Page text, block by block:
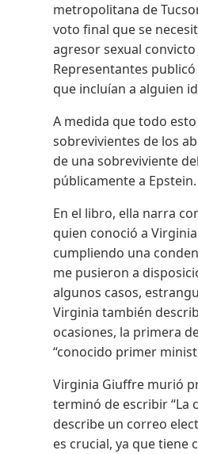
metropolitana de
voto final que se
agresor sexual convicto
Representantes
que incluían a alguien
A medida que todo
sobrevivientes de los
de una sobreviviente
públicamente a Epstein.
En el libro, ella narra
quien conoció a
cumpliendo una
me pusieron a
algunos casos,
Virginia también
ocasiones, la primera
“conocido primer
Virginia Giuffre murió
terminó de escribir “La
describe un correo
es crucial, ya que tiene